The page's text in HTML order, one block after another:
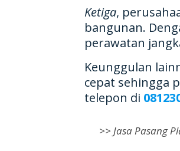
Ketiga,
bangunan.
perawatan
Keunggulan
cepat sehingga
telepon di
>> Jasa Pasang